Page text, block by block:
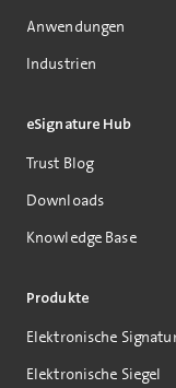
Anwendungen
Industrien
eSignature Hub
Trust Blog
Downloads
Knowledge Base
Produkte
Elektronische
Elektronische Siegel